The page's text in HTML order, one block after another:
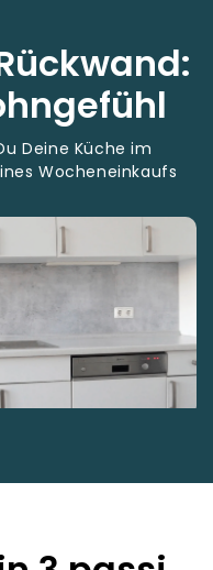
Deine Küche im
Wocheneinkaufs